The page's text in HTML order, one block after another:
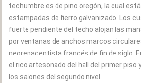
techumbre es de pino oregón, la cual
estampadas de fierro galvanizado. Los
fuerte pendiente del techo alojan las
por ventanas de anchos marcos
neorenacentista francés de fin de siglo.
el rico artesonado del hall del primer piso
los salones del segundo nivel.